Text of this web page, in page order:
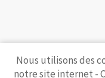
Nous utilisons des
notre site internet -